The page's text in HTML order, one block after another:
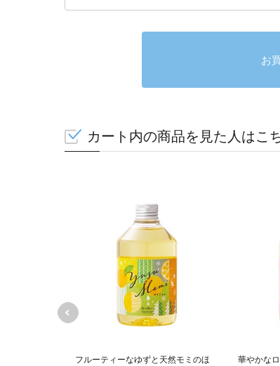
お
カート内の商品を見た人はこ
フルーティーなゆずと天然モミのほ
華やかな